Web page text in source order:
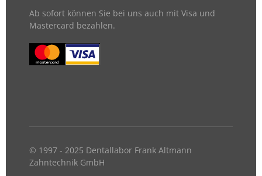
Ab sofort können Sie bei uns auch mit Visa und
Mastercard bezahlen.
© 1997 - 2025 Dentallabor Frank Altmann
Zahntechnik GmbH